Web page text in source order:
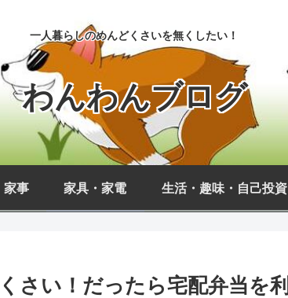
一人暮らしのめんどくさいを無くしたい！
わんわんブログ
家事 家具・家電 生活・趣味・自己投資
さい！だったら宅配弁当を利